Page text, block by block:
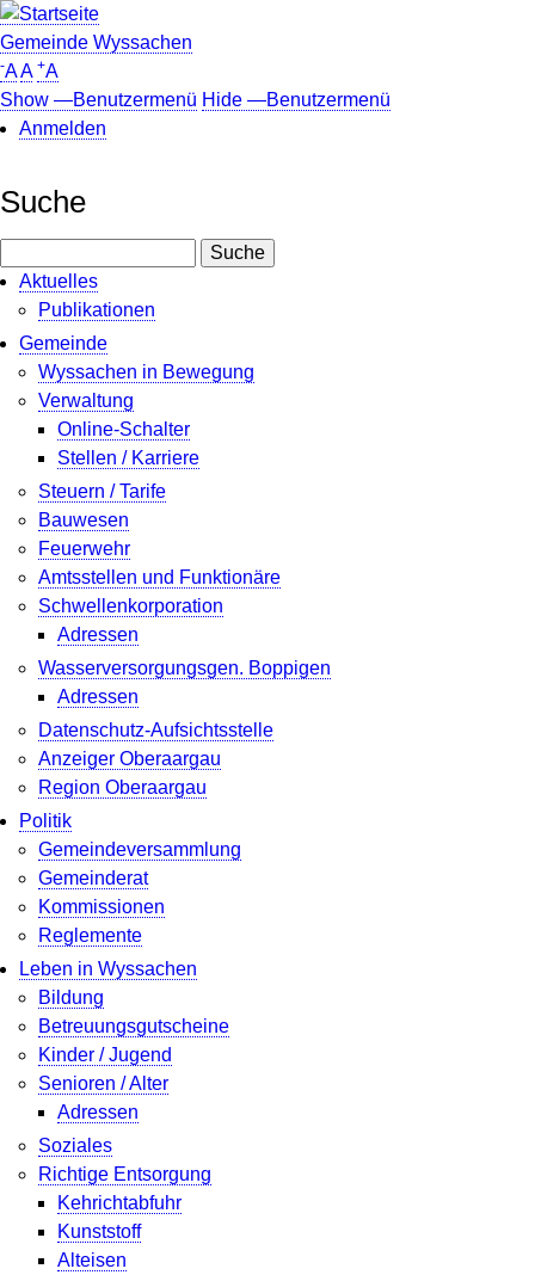
Direkt
zum
Inhalt
Gemeinde Wyssachen
-AA +A
Benutzermenü
Show —Benutzermenü Hide —Benutzermenü
Anmelden
Suche
Aktuelles
Publikationen
Gemeinde
Wyssachen in Bewegung
Verwaltung
Online-Schalter
Stellen / Karriere
Steuern / Tarife
Bauwesen
Feuerwehr
Amtsstellen und Funktionäre
Schwellenkorporation
Adressen
Wasserversorgungsgen. Boppigen
Adressen
Datenschutz-Aufsichtsstelle
Anzeiger Oberaargau
Region Oberaargau
Politik
Gemeindeversammlung
Gemeinderat
Kommissionen
Reglemente
Leben in Wyssachen
Bildung
Betreuungsgutscheine
Kinder / Jugend
Senioren / Alter
Adressen
Soziales
Richtige Entsorgung
Kehrichtabfuhr
Kunststoff
Alteisen